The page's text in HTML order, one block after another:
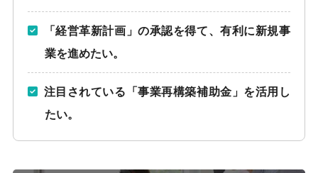
「経営革新計画」の承認を得て、有利に新規事
業を進めたい。
注目されている「事業再構築補助金」を活用し
たい。